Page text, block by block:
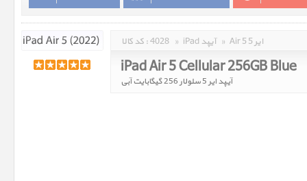
کد کالا : 4028 » iPad آیپد » Air 5 ایر 5
iPad Air 5 Cellular 256GB Blue
آیپد ایر 5 سلولار 256 گیگابایت آبی